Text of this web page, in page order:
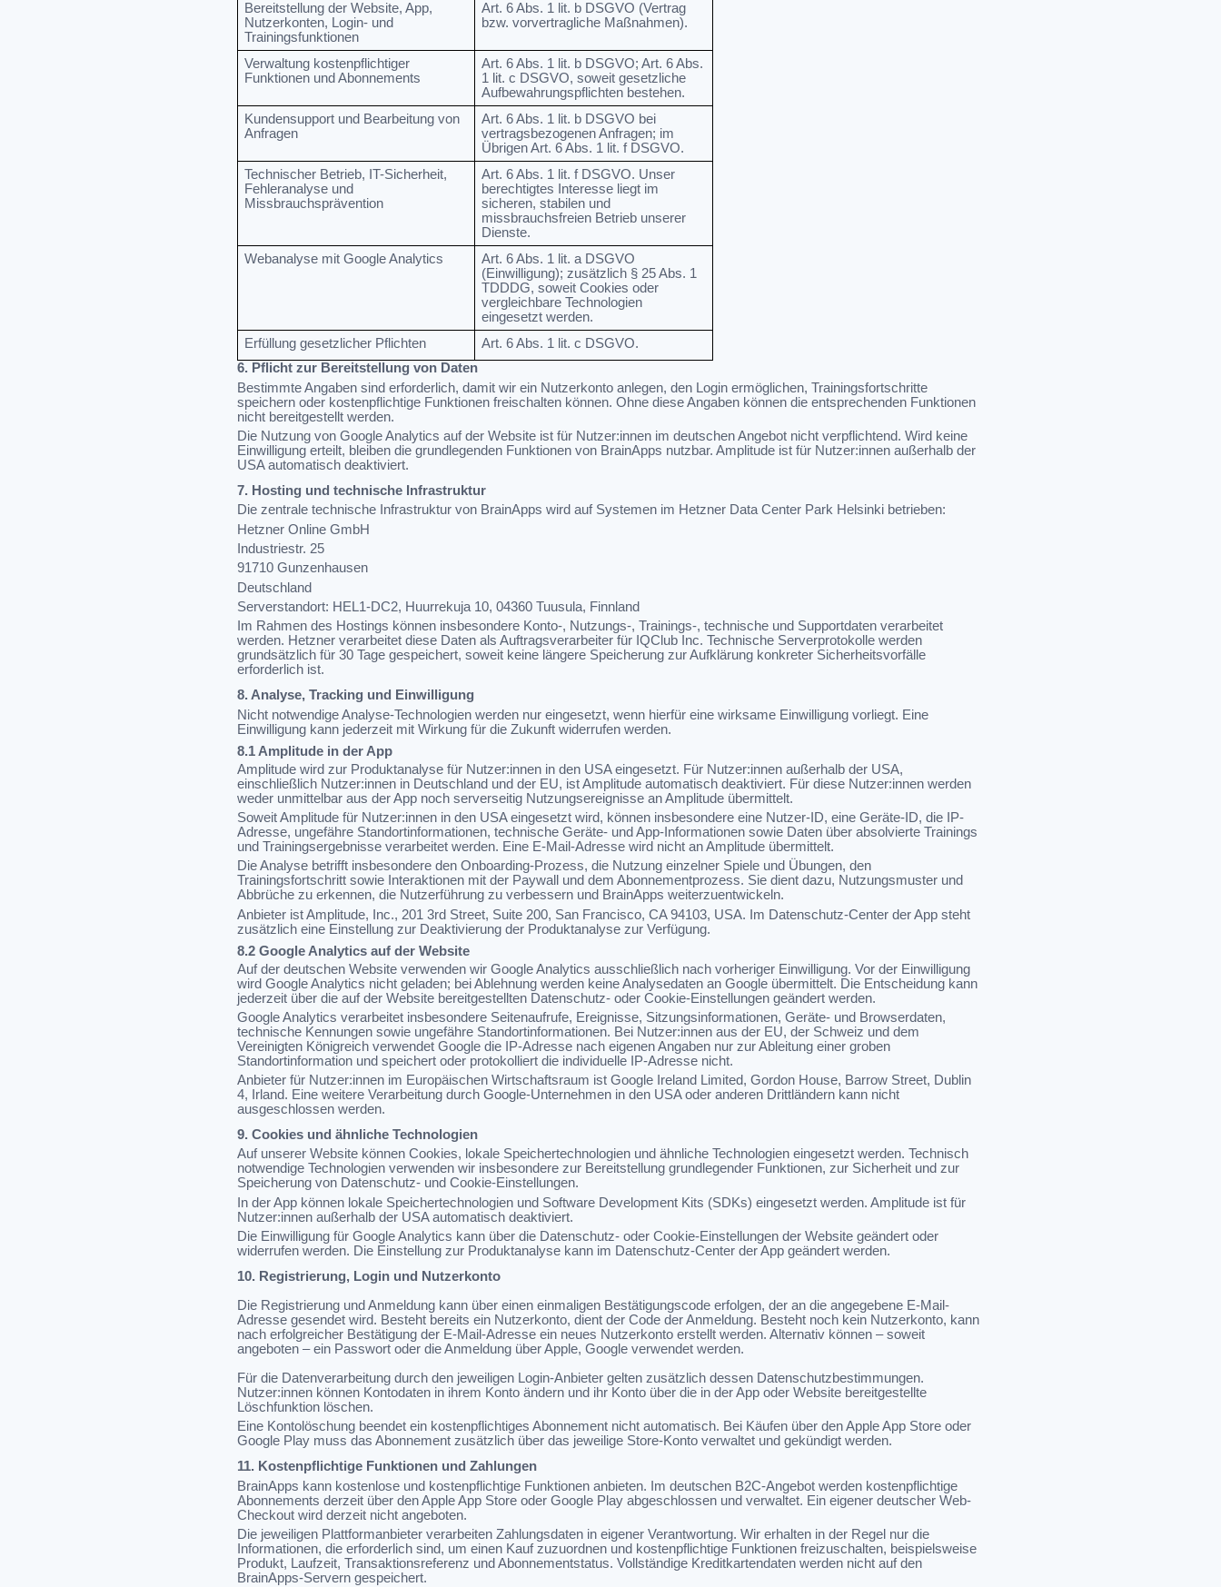
Bereitstellung der Website, App,
Nutzerkonten, Login- und
Trainingsfunktionen
Art. 6 Abs. 1 lit. b DSGVO (Vertrag
bzw. vorvertragliche Maßnahmen).
Verwaltung kostenpflichtiger
Funktionen und Abonnements
Art. 6 Abs. 1 lit. b DSGVO; Art. 6 Abs.
1 lit. c DSGVO, soweit gesetzliche
Aufbewahrungspflichten bestehen.
Kundensupport und Bearbeitung von
Anfragen
Art. 6 Abs. 1 lit. b DSGVO bei
vertragsbezogenen Anfragen; im
Übrigen Art. 6 Abs. 1 lit. f DSGVO.
Technischer Betrieb, IT-Sicherheit,
Fehleranalyse und
Missbrauchsprävention
Art. 6 Abs. 1 lit. f DSGVO. Unser
berechtigtes Interesse liegt im
sicheren, stabilen und
missbrauchsfreien Betrieb unserer
Dienste.
Webanalyse mit Google Analytics
Art. 6 Abs. 1 lit. a DSGVO
(Einwilligung); zusätzlich § 25 Abs. 1
TDDDG, soweit Cookies oder
vergleichbare Technologien
eingesetzt werden.
Erfüllung gesetzlicher Pflichten
Art. 6 Abs. 1 lit. c DSGVO.
6. Pflicht zur Bereitstellung von Daten
Bestimmte Angaben sind erforderlich, damit wir ein Nutzerkonto anlegen, den Login ermöglichen, Trainingsfortschritte
speichern oder kostenpflichtige Funktionen freischalten können. Ohne diese Angaben können die entsprechenden Funktionen
nicht bereitgestellt werden.
Die Nutzung von Google Analytics auf der Website ist für Nutzer:innen im deutschen Angebot nicht verpflichtend. Wird keine
Einwilligung erteilt, bleiben die grundlegenden Funktionen von BrainApps nutzbar. Amplitude ist für Nutzer:innen außerhalb der
USA automatisch deaktiviert.
7. Hosting und technische Infrastruktur
Die zentrale technische Infrastruktur von BrainApps wird auf Systemen im Hetzner Data Center Park Helsinki betrieben:
Hetzner Online GmbH
Industriestr. 25
91710 Gunzenhausen
Deutschland
Serverstandort: HEL1-DC2, Huurrekuja 10, 04360 Tuusula, Finnland
Im Rahmen des Hostings können insbesondere Konto-, Nutzungs-, Trainings-, technische und Supportdaten verarbeitet
werden. Hetzner verarbeitet diese Daten als Auftragsverarbeiter für IQClub Inc. Technische Serverprotokolle werden
grundsätzlich für 30 Tage gespeichert, soweit keine längere Speicherung zur Aufklärung konkreter Sicherheitsvorfälle
erforderlich ist.
8. Analyse, Tracking und Einwilligung
Nicht notwendige Analyse-Technologien werden nur eingesetzt, wenn hierfür eine wirksame Einwilligung vorliegt. Eine
Einwilligung kann jederzeit mit Wirkung für die Zukunft widerrufen werden.
8.1 Amplitude in der App
Amplitude wird zur Produktanalyse für Nutzer:innen in den USA eingesetzt. Für Nutzer:innen außerhalb der USA,
einschließlich Nutzer:innen in Deutschland und der EU, ist Amplitude automatisch deaktiviert. Für diese Nutzer:innen werden
weder unmittelbar aus der App noch serverseitig Nutzungsereignisse an Amplitude übermittelt.
Soweit Amplitude für Nutzer:innen in den USA eingesetzt wird, können insbesondere eine Nutzer-ID, eine Geräte-ID, die IP-
Adresse, ungefähre Standortinformationen, technische Geräte- und App-Informationen sowie Daten über absolvierte Trainings
und Trainingsergebnisse verarbeitet werden. Eine E-Mail-Adresse wird nicht an Amplitude übermittelt.
Die Analyse betrifft insbesondere den Onboarding-Prozess, die Nutzung einzelner Spiele und Übungen, den
Trainingsfortschritt sowie Interaktionen mit der Paywall und dem Abonnementprozess. Sie dient dazu, Nutzungsmuster und
Abbrüche zu erkennen, die Nutzerführung zu verbessern und BrainApps weiterzuentwickeln.
Anbieter ist Amplitude, Inc., 201 3rd Street, Suite 200, San Francisco, CA 94103, USA. Im Datenschutz-Center der App steht
zusätzlich eine Einstellung zur Deaktivierung der Produktanalyse zur Verfügung.
8.2 Google Analytics auf der Website
Auf der deutschen Website verwenden wir Google Analytics ausschließlich nach vorheriger Einwilligung. Vor der Einwilligung
wird Google Analytics nicht geladen; bei Ablehnung werden keine Analysedaten an Google übermittelt. Die Entscheidung kann
jederzeit über die auf der Website bereitgestellten Datenschutz- oder Cookie-Einstellungen geändert werden.
Google Analytics verarbeitet insbesondere Seitenaufrufe, Ereignisse, Sitzungsinformationen, Geräte- und Browserdaten,
technische Kennungen sowie ungefähre Standortinformationen. Bei Nutzer:innen aus der EU, der Schweiz und dem
Vereinigten Königreich verwendet Google die IP-Adresse nach eigenen Angaben nur zur Ableitung einer groben
Standortinformation und speichert oder protokolliert die individuelle IP-Adresse nicht.
Anbieter für Nutzer:innen im Europäischen Wirtschaftsraum ist Google Ireland Limited, Gordon House, Barrow Street, Dublin
4, Irland. Eine weitere Verarbeitung durch Google-Unternehmen in den USA oder anderen Drittländern kann nicht
ausgeschlossen werden.
9. Cookies und ähnliche Technologien
Auf unserer Website können Cookies, lokale Speichertechnologien und ähnliche Technologien eingesetzt werden. Technisch
notwendige Technologien verwenden wir insbesondere zur Bereitstellung grundlegender Funktionen, zur Sicherheit und zur
Speicherung von Datenschutz- und Cookie-Einstellungen.
In der App können lokale Speichertechnologien und Software Development Kits (SDKs) eingesetzt werden. Amplitude ist für
Nutzer:innen außerhalb der USA automatisch deaktiviert.
Die Einwilligung für Google Analytics kann über die Datenschutz- oder Cookie-Einstellungen der Website geändert oder
widerrufen werden. Die Einstellung zur Produktanalyse kann im Datenschutz-Center der App geändert werden.
10. Registrierung, Login und Nutzerkonto
Die Registrierung und Anmeldung kann über einen einmaligen Bestätigungscode erfolgen, der an die angegebene E-Mail-
Adresse gesendet wird. Besteht bereits ein Nutzerkonto, dient der Code der Anmeldung. Besteht noch kein Nutzerkonto, kann
nach erfolgreicher Bestätigung der E-Mail-Adresse ein neues Nutzerkonto erstellt werden. Alternativ können – soweit
angeboten – ein Passwort oder die Anmeldung über Apple, Google verwendet werden.
Für die Datenverarbeitung durch den jeweiligen Login-Anbieter gelten zusätzlich dessen Datenschutzbestimmungen.
Nutzer:innen können Kontodaten in ihrem Konto ändern und ihr Konto über die in der App oder Website bereitgestellte
Löschfunktion löschen.
Eine Kontolöschung beendet ein kostenpflichtiges Abonnement nicht automatisch. Bei Käufen über den Apple App Store oder
Google Play muss das Abonnement zusätzlich über das jeweilige Store-Konto verwaltet und gekündigt werden.
11. Kostenpflichtige Funktionen und Zahlungen
BrainApps kann kostenlose und kostenpflichtige Funktionen anbieten. Im deutschen B2C-Angebot werden kostenpflichtige
Abonnements derzeit über den Apple App Store oder Google Play abgeschlossen und verwaltet. Ein eigener deutscher Web-
Checkout wird derzeit nicht angeboten.
Die jeweiligen Plattformanbieter verarbeiten Zahlungsdaten in eigener Verantwortung. Wir erhalten in der Regel nur die
Informationen, die erforderlich sind, um einen Kauf zuzuordnen und kostenpflichtige Funktionen freizuschalten, beispielsweise
Produkt, Laufzeit, Transaktionsreferenz und Abonnementstatus. Vollständige Kreditkartendaten werden nicht auf den
BrainApps-Servern gespeichert.